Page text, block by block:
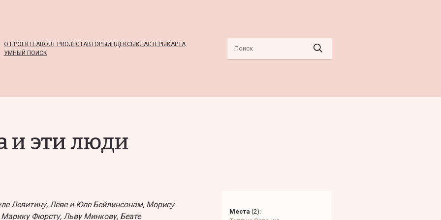
О ПРОЕКТЕABOUT PROJECTАВТОРЫ ИНДЕКСЫ КЛАСТЕРЫ КАРТА
УМНЫЙ ПОИСК
и эти люди
Левитину, Лёве и Юле Бейлинсонам, Морису
Марику Фюрсту, Льву Минкову, Беате
Места (2):